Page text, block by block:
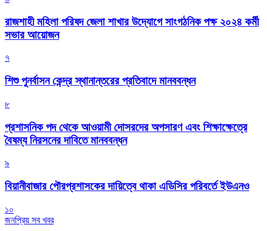
রাজশাহী মহিলা পরিষদ জেলা শাখার উদ্যোগে সাংগঠনিক পক্ষ ২০২৪ কর্মী
সভার আয়োজন
৭
শিশু পুনর্বাসন কেন্দ্র স্থানান্তরের প্রতিবাদে মানববন্ধন
৮
প্রশাসনিক পদ থেকে আওয়ামী দোসরদের অপসারণ এবং শিক্ষাক্ষেত্রে
বৈষম্য নিরসনের দাবিতে মানববন্ধন
৯
বিয়ানীবাজার পৌরপ্রশাসকের দায়িত্বে থাকা এডিসির পরিবর্তে ইউএনও
১০
জনপ্রিয় সব খবর